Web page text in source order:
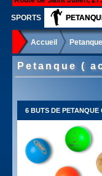
SPORTS
Accueil Petanque
Petanque (
6 BUTS DE PETANQUE